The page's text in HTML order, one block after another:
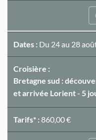
Dates : Du 24 au 28
Croisière :
Bretagne sud :
et arrivée Lorient - 5
Tarifs* : 860,00 €